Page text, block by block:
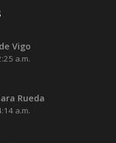
Vigo
a.m.
Rueda
a.m.